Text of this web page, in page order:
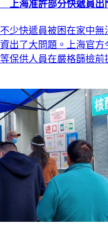
上海准許部分快遞員出
少快遞員被困在家中
出了大問題。上海官方
保供人員在嚴格篩檢前